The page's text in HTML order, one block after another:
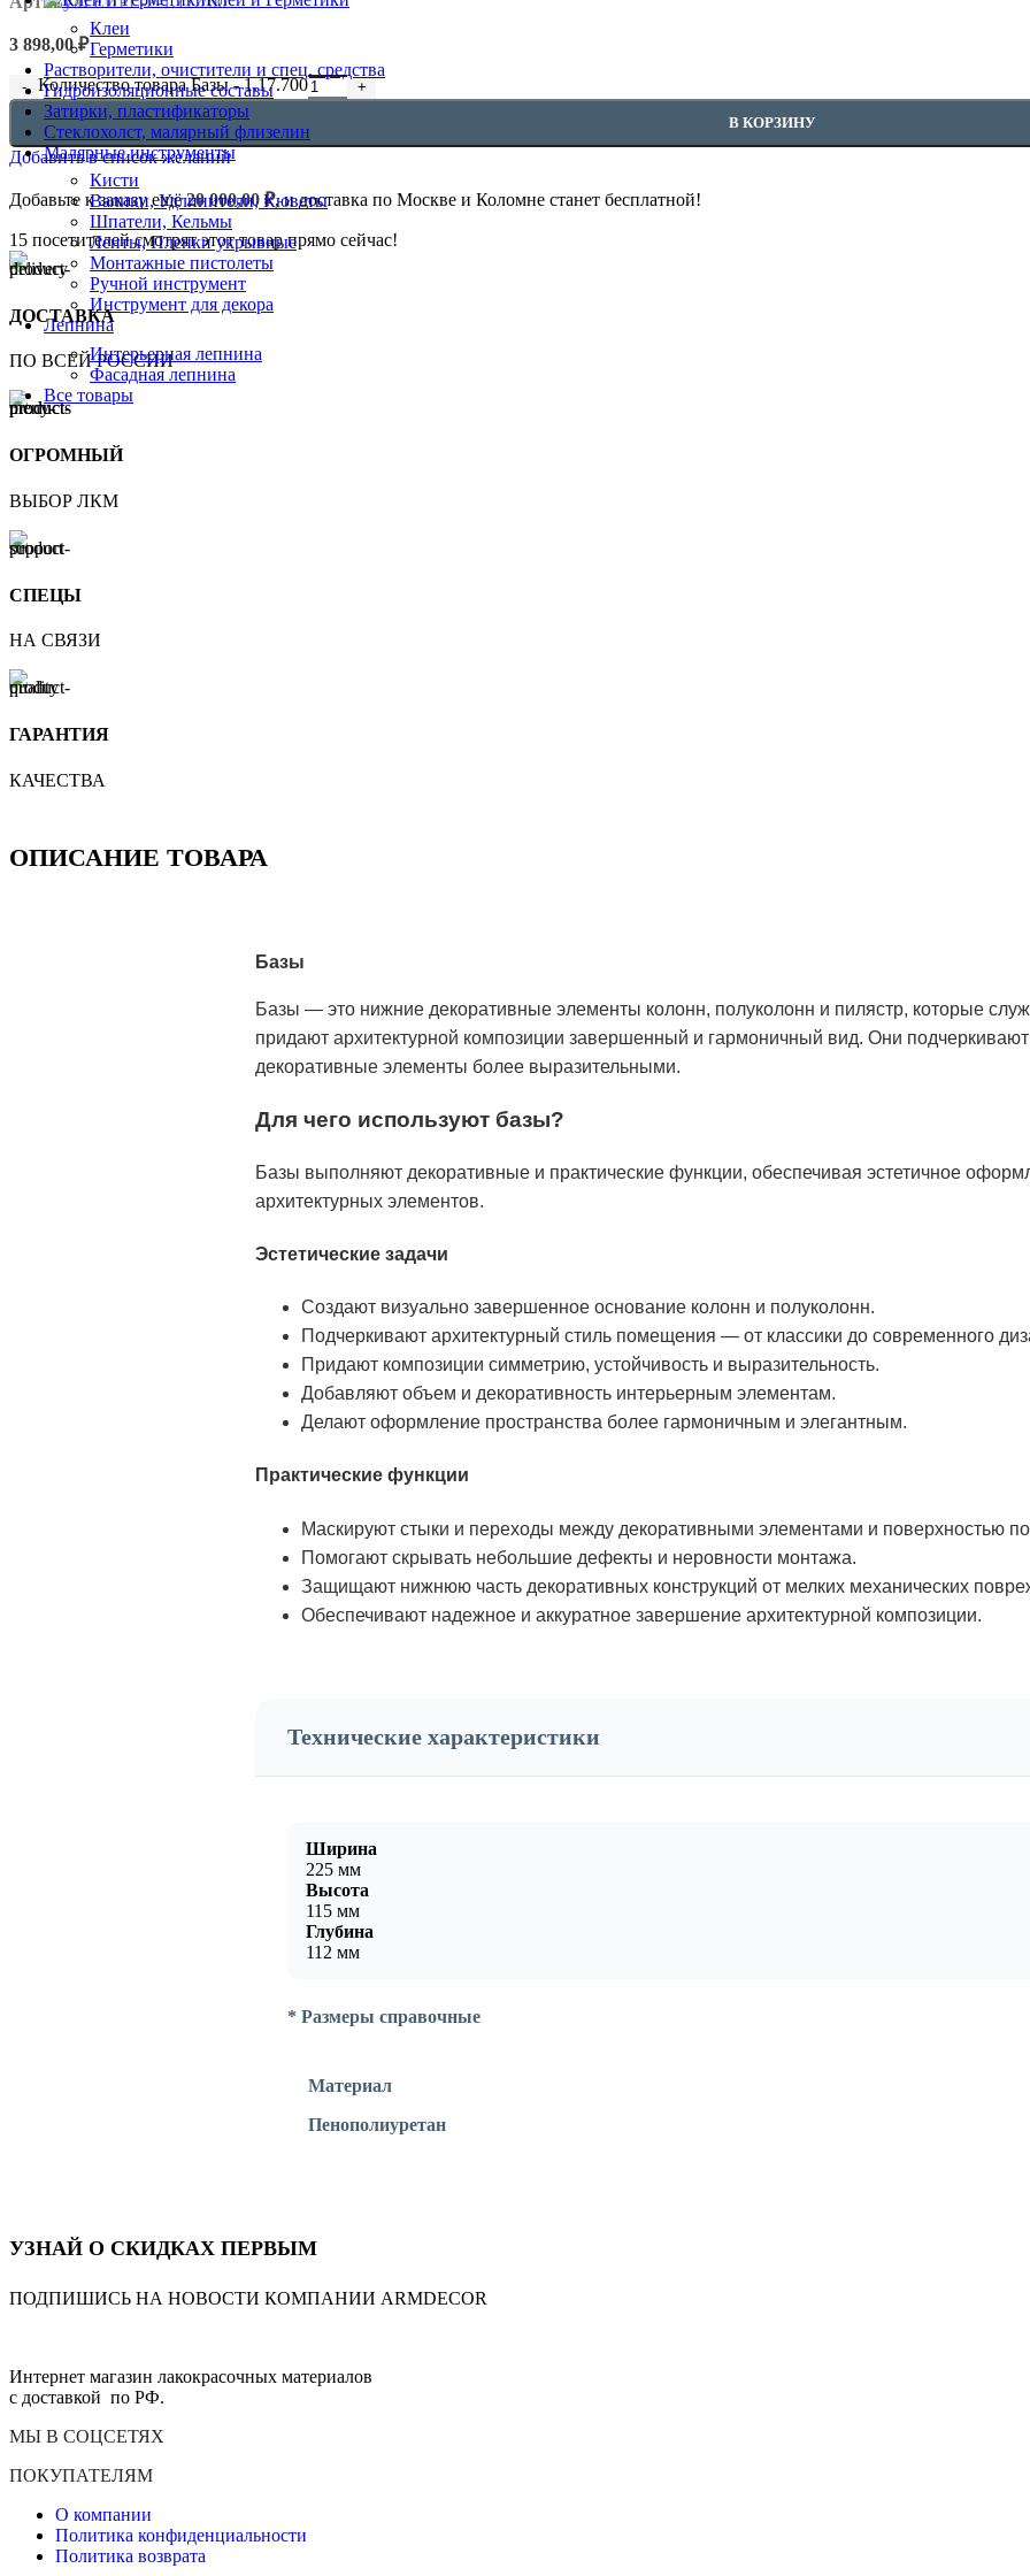
Клеи
Герметики
Растворители, очистители и спец. средства
Гидроизоляционные составы
Затирки, пластификаторы
Стеклохолст, малярный флизелин
Малярные инструменты
Кисти
Валики, Удлинители, Кюветы
Шпатели, Кельмы
Ленты, Пленки укрывные
Монтажные пистолеты
Ручной инструмент
Инструмент для декора
Лепнина
Интерьерная лепнина
Фасадная лепнина
Все товары
3 898,00₽
Количество товара Базы - 1.17.700
В КОРЗИНУ
Добавить в список желаний
Добавьте к заказу ещё20 000,00₽, и доставка по Москве и Коломне станет бесплатной!
15 посетителей смотрят этот товар прямо сейчас!
ДОСТАВКА
ПО ВСЕЙ РОССИИ
ОГРОМНЫЙ
ВЫБОР ЛКМ
СПЕЦЫ
НА СВЯЗИ
ГАРАНТИЯ
КАЧЕСТВА
ОПИСАНИЕ ТОВАРА
Базы
Базы — это нижние декоративные элементы колонн, полуколонн и пилястр, которые
придают архитектурной композиции завершенный и гармоничный вид. Они
декоративные элементы более выразительными.
Для чего используют базы?
Базы выполняют декоративные и практические функции, обеспечивая эстетичное
архитектурных элементов.
Эстетические задачи
Создают визуально завершенное основание колонн и полуколонн.
Подчеркивают архитектурный стиль помещения — от классики до современного
Придают композиции симметрию, устойчивость и выразительность.
Добавляют объем и декоративность интерьерным элементам.
Делают оформление пространства более гармоничным и элегантным.
Практические функции
Маскируют стыки и переходы между декоративными элементами и поверхностью
Помогают скрывать небольшие дефекты и неровности монтажа.
Защищают нижнюю часть декоративных конструкций от мелких механических
Обеспечивают надежное и аккуратное завершение архитектурной композиции.
Технические характеристики
Ширина
225 мм
Высота
115 мм
Глубина
112 мм
* Размеры справочные
Материал
Пенополиуретан
УЗНАЙ О СКИДКАХ ПЕРВЫМ
ПОДПИШИСЬ НА НОВОСТИ КОМПАНИИ ARMDECOR
Интернет магазин лакокрасочных материалов
с доставкой по РФ.
МЫ В СОЦСЕТЯХ
ПОКУПАТЕЛЯМ
О компании
Политика конфиденциальности
Политика возврата